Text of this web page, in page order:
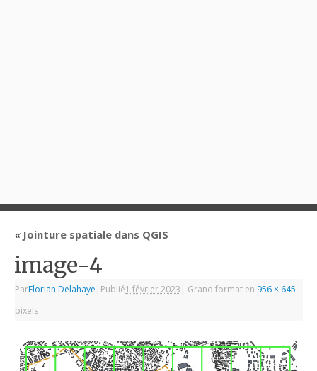
«Jointure spatiale dans QGIS
image-4
ParFlorian Delahaye | Publié1 février 2023 | Grand format en 956 × 645
pixels